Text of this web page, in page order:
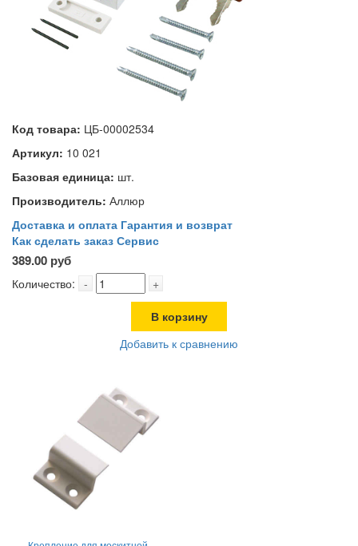
Код товара: ЦБ-00002534
Артикул: 10 021
Базовая единица: шт.
Производитель: Аллюр
Доставка и оплата Гарантия и возврат
Как сделать заказ Сервис
389.00 руб
Количество: - +
В корзину
Добавить к сравнению